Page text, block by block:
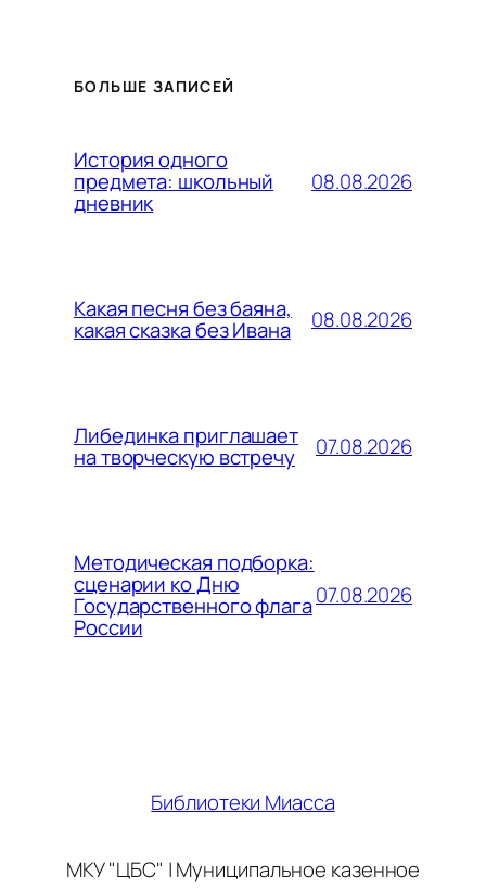
БОЛЬШЕ ЗАПИСЕЙ
История одного
предмета: школьный
дневник
08.08.2026
Какая песня без баяна,
какая сказка без Ивана 08.08.2026
Либединка приглашает
на творческую встречу 07.08.2026
Методическая подборка:
сценарии ко Дню
Государственного флага
России
07.08.2026
Библиотеки Миасса
МКУ "ЦБС" | Муниципальное казенное